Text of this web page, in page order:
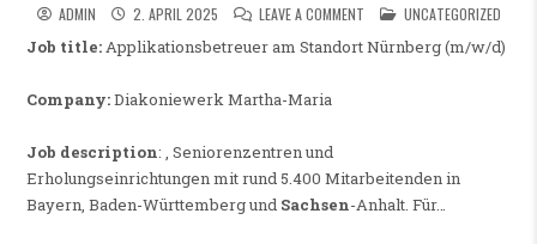
ADMIN 2. APRIL 2025 LEAVE A COMMENTON POSTED IN
UNCATEGORIZED
Job title:Applikationsbetreuer am Standort Nürnberg (m/w/d)
Company:Diakoniewerk Martha-Maria
Job description: , Seniorenzentren und
Erholungseinrichtungen mit rund 5.400 Mitarbeitenden in
Bayern, Baden-Württemberg und Sachsen-Anhalt. Für…